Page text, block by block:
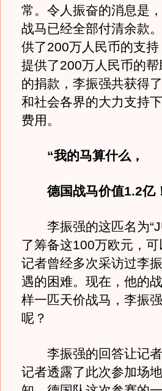
常。令人振奋的消息是
战马已经全部付清余款
供了200万人民币的支
提供了200万人民币的
的捐款，李振强共获得
和社会各界的大力支持
费用。
“我的马算什么，
德国战马价值1.2亿
李振强的这匹名为
了筹备这100万欧元，
记者曾经多次采访过李
遇的困难。现在，他的
样一匹天价战马，李振
呢？
李振强的回答让记者
记者透露了此次参加场